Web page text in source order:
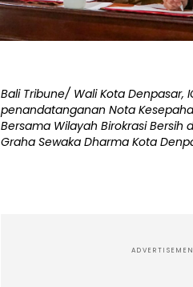
Bali Tribune/ Wali Kota Denpasar,
penandatanganan Nota
Bersama Wilayah Birokrasi Bersih
Graha Sewaka Dharma Kota